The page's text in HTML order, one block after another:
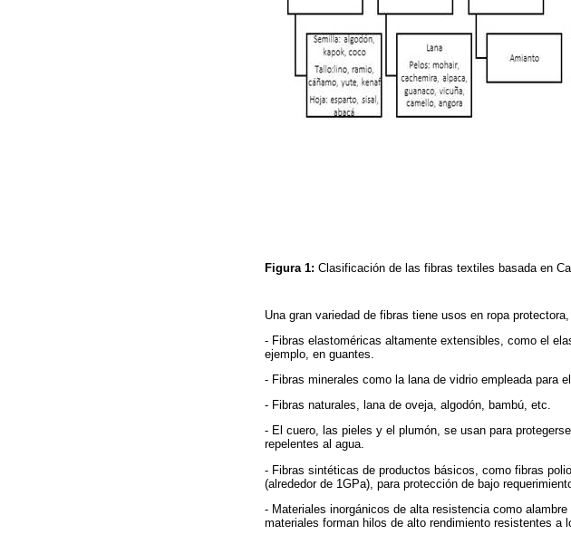
Figura 1: Clasificación de las fibras textiles basada en
Una gran variedad de fibras tiene usos en ropa
- Fibras elastoméricas altamente extensibles, como el
ejemplo, en guantes.
- Fibras minerales como la lana de vidrio empleada para
- Fibras naturales, lana de oveja, algodón, bambú, etc.
- El cuero, las pieles y el plumón, se usan para
repelentes al agua.
- Fibras sintéticas de productos básicos, como fibras
(alrededor de 1GPa), para protección de bajo
- Materiales inorgánicos de alta resistencia como
materiales forman hilos de alto rendimiento resistentes a